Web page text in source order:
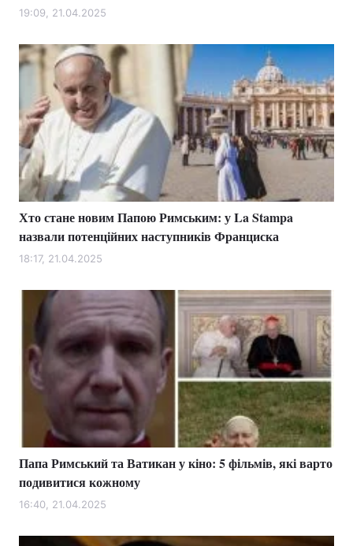
Тема оформлення
19:09, 21.04.2025
Хто стане новим Папою Римським: у La Stampa
назвали потенційних наступників Франциска
18:17, 21.04.2025
Папа Римський та Ватикан у кіно: 5 фільмів, які варто
подивитися кожному
16:40, 21.04.2025